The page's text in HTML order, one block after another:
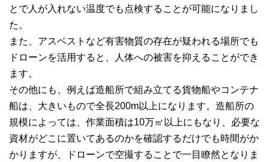
とで人が入れない温度でも点検することが可能になりまし
た。
また、アスベストなど有害物質の存在が疑われる場所でも
ドローンを活用すると、人体への被害を抑えることができ
ます。
その他にも、例えば造船所で組み立てる貨物船やコンテナ
船は、大きいもので全長200m以上になります。造船所の
規模によっては、作業面積は10万㎡以上にもなり、必要な
資材がどこに置いてあるのかを確認するだけでも時間がか
かりますが、ドローンで空撮することで一目瞭然となりま